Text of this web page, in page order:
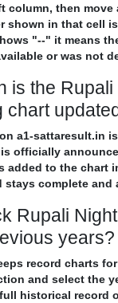
column, then move
shown in that cell
"--" it means
or was not
is the
chart
a1-sattaresult.in
officially
added to the chart
stays complete and
Rupali
years?
record charts
and select the
historical record